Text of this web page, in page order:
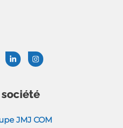
société
JMJ COM